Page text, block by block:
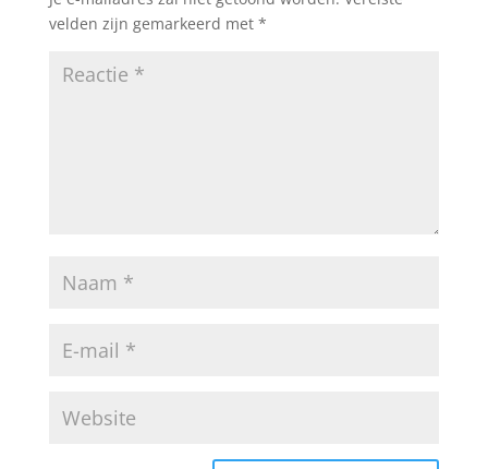
velden zijn gemarkeerd met *